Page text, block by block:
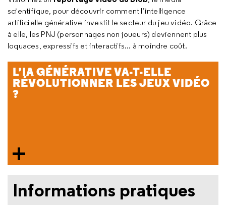
scientifique, pour découvrir comment l’intelligence
artificielle générative investit le secteur du jeu vidéo. Grâce
à elle, les PNJ (personnages non joueurs) deviennent plus
loquaces, expressifs et interactifs... à moindre coût.
L’IA GÉNÉRATIVE VA-T-ELLE
RÉVOLUTIONNER LES JEUX VIDÉO
?
Informations pratiques